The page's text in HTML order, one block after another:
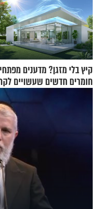
קיץ בלי מזגן? מדענים
חומרים חדשים שעשויים